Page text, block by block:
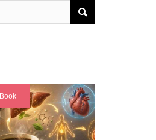
Book